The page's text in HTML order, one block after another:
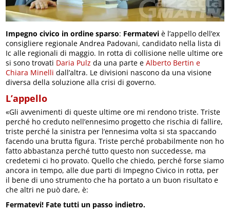
Impegno civico in ordine sparso: Fermatevi è l’appello dell’ex
consigliere regionale Andrea Padovani, candidato nella lista di
Ic alle regionali di maggio. In rotta di collisione nelle ultime ore
si sono trovati Daria Pulz da una parte eAlberto Bertin e
Chiara Minelli dall’altra. Le divisioni nascono da una visione
diversa della soluzione alla crisi di governo.
L’appello
«Gli avvenimenti di queste ultime ore mi rendono triste. Triste
perché ho creduto nell’ennesimo progetto che rischia di fallire,
triste perché la sinistra per l’ennesima volta si sta spaccando
facendo una brutta figura. Triste perché probabilmente non ho
fatto abbastanza perché tutto questo non succedesse, ma
credetemi ci ho provato. Quello che chiedo, perché forse siamo
ancora in tempo, alle due parti di Impegno Civico in rotta, per
il bene di uno strumento che ha portato a un buon risultato e
che altri ne può dare, è:
Fermatevi! Fate tutti un passo indietro.